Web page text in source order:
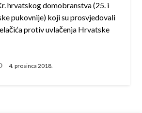
hrvatskog domobranstva (25. i
pukovnije) koji su prosvjedovali
protiv uvlačenja Hrvatske
4. prosinca 2018.